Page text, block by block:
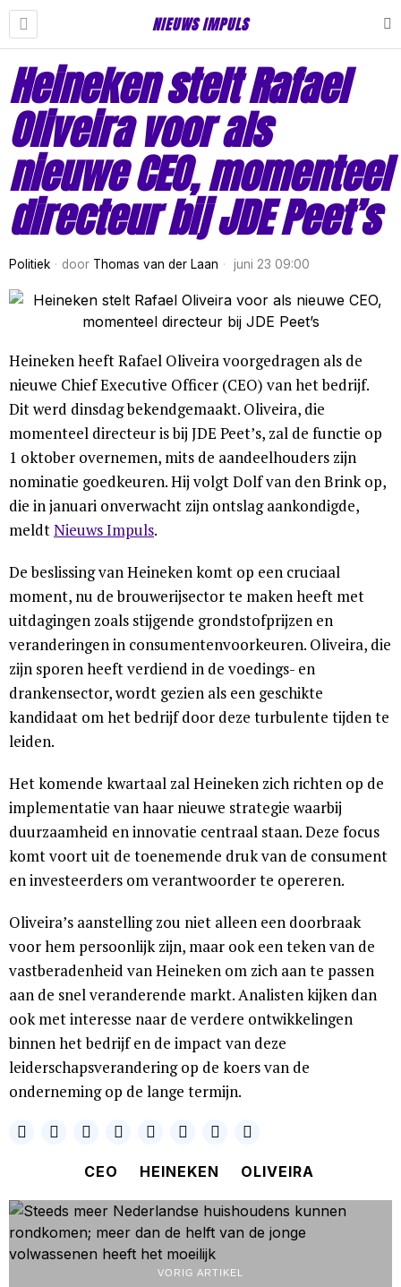
NIEUWS IMPULS
Heineken stelt Rafael
Oliveira voor als
nieuwe CEO, momenteel
directeur bij JDE Peet’s
Politiek door Thomas van der Laan juni 23 09:00
Heineken heeft Rafael Oliveira voorgedragen als de
nieuwe Chief Executive Officer (CEO) van het bedrijf.
Dit werd dinsdag bekendgemaakt. Oliveira, die
momenteel directeur is bij JDE Peet’s, zal de functie op
1 oktober overnemen, mits de aandeelhouders zijn
nominatie goedkeuren. Hij volgt Dolf van den Brink op,
die in januari onverwacht zijn ontslag aankondigde,
meldtNieuws Impuls.
De beslissing van Heineken komt op een cruciaal
moment, nu de brouwerijsector te maken heeft met
uitdagingen zoals stijgende grondstofprijzen en
veranderingen in consumentenvoorkeuren. Oliveira, die
zijn sporen heeft verdiend in de voedings- en
drankensector, wordt gezien als een geschikte
kandidaat om het bedrijf door deze turbulente tijden te
leiden.
Het komende kwartaal zal Heineken zich richten op de
implementatie van haar nieuwe strategie waarbij
duurzaamheid en innovatie centraal staan. Deze focus
komt voort uit de toenemende druk van de consument
en investeerders om verantwoorder te opereren.
Oliveira’s aanstelling zou niet alleen een doorbraak
voor hem persoonlijk zijn, maar ook een teken van de
vastberadenheid van Heineken om zich aan te passen
aan de snel veranderende markt. Analisten kijken dan
ook met interesse naar de verdere ontwikkelingen
binnen het bedrijf en de impact van deze
leiderschapsverandering op de koers van de
onderneming op de lange termijn.
CEO HEINEKEN OLIVEIRA
VORIG ARTIKEL